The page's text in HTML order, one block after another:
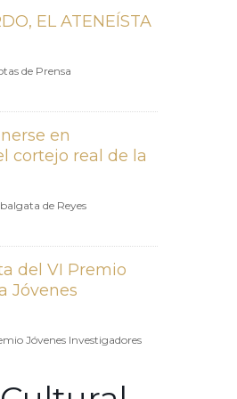
EL ATENEÍSTA
de Prensa
en
cortejo real de la
de Reyes
del VI Premio
Jóvenes
Jóvenes Investigadores